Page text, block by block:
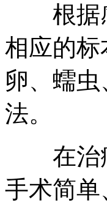
根据感
相应的
卵、蠕
法。
在治疗
手术简